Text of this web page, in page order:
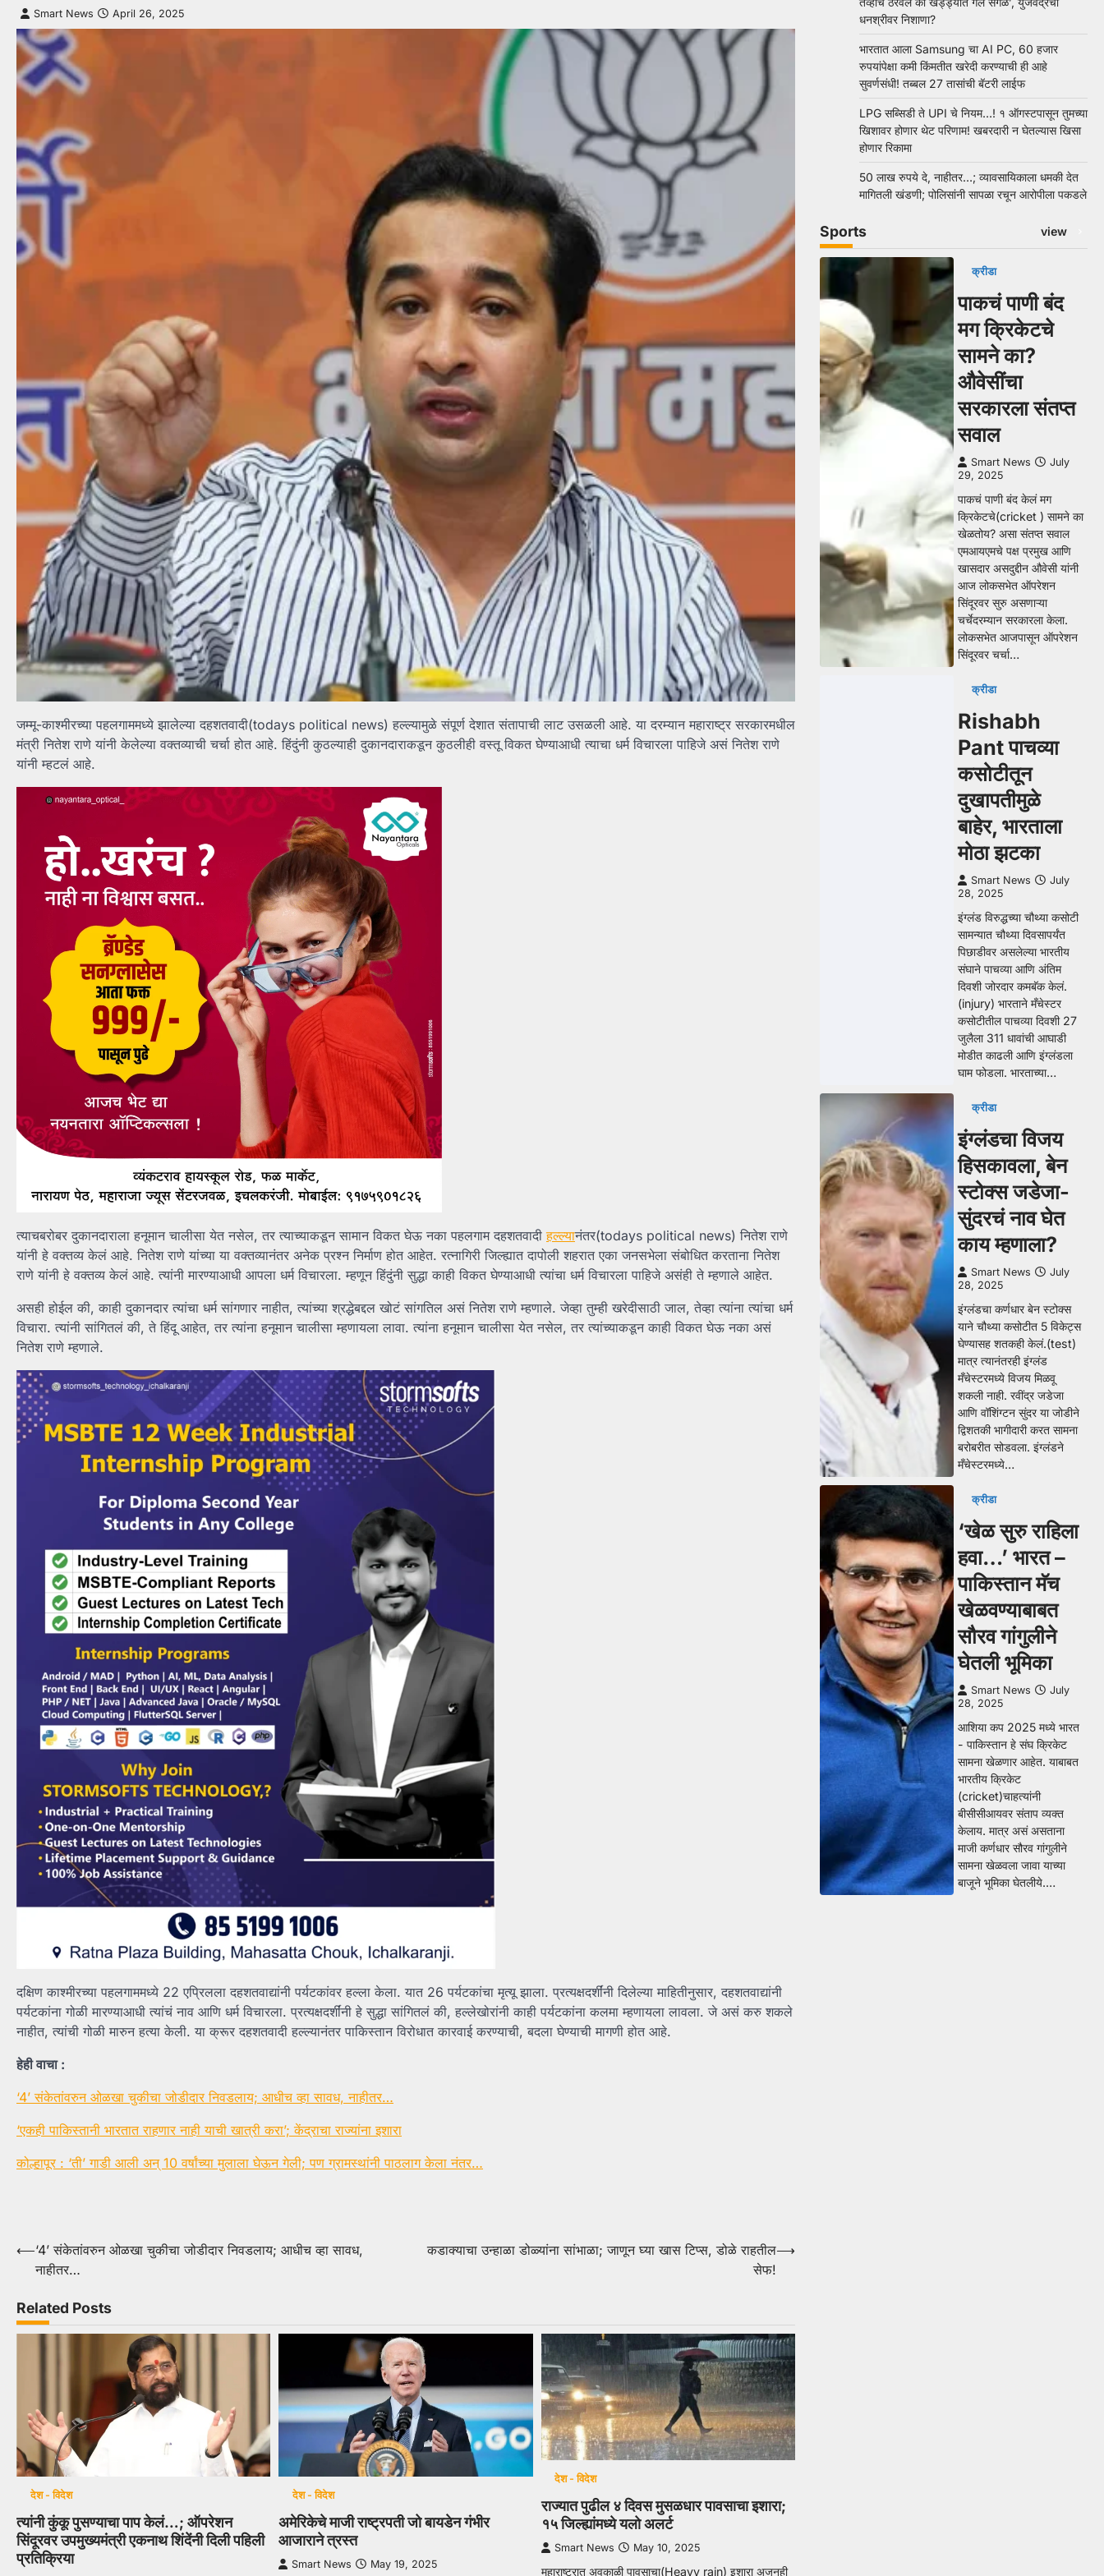
Smart News April 26, 2025
जम्मू-काश्मीरच्या पहलगाममध्ये झालेल्या दहशतवादी(todays political news) हल्ल्यामुळे संपूर्ण देशात संतापाची लाट उसळली आहे. या दरम्यान महाराष्ट्र सरकारमधील
मंत्री नितेश राणे यांनी केलेल्या वक्तव्याची चर्चा होत आहे. हिंदुंनी कुठल्याही दुकानदाराकडून कुठलीही वस्तू विकत घेण्याआधी त्याचा धर्म विचारला पाहिजे असं नितेश राणे
यांनी म्हटलं आहे.
त्याचबरोबर दुकानदाराला हनूमान चालीसा येत नसेल, तर त्याच्याकडून सामान विकत घेऊ नका पहलगाम दहशतवादीहल्ल्यानंतर(todays political news) नितेश राणे
यांनी हे वक्तव्य केलं आहे. नितेश राणे यांच्या या वक्तव्यानंतर अनेक प्रश्न निर्माण होत आहेत. रत्नागिरी जिल्ह्यात दापोली शहरात एका जनसभेला संबोधित करताना नितेश
राणे यांनी हे वक्तव्य केलं आहे. त्यांनी मारण्याआधी आपला धर्म विचारला. म्हणून हिंदुंनी सुद्धा काही विकत घेण्याआधी त्यांचा धर्म विचारला पाहिजे असंही ते म्हणाले आहेत.
असही होईल की, काही दुकानदार त्यांचा धर्म सांगणार नाहीत, त्यांच्या श्रद्धेबद्दल खोटं सांगतिल असं नितेश राणे म्हणाले. जेव्हा तुम्ही खरेदीसाठी जाल, तेव्हा त्यांना त्यांचा धर्म
विचारा. त्यांनी सांगितलं की, ते हिंदू आहेत, तर त्यांना हनूमान चालीसा म्हणायला लावा. त्यांना हनूमान चालीसा येत नसेल, तर त्यांच्याकडून काही विकत घेऊ नका असं
नितेश राणे म्हणाले.
दक्षिण काश्मीरच्या पहलगाममध्ये 22 एप्रिलला दहशतवाद्यांनी पर्यटकांवर हल्ला केला. यात 26 पर्यटकांचा मृत्यू झाला. प्रत्यक्षदर्शींनी दिलेल्या माहितीनुसार, दहशतवाद्यांनी
पर्यटकांना गोळी मारण्याआधी त्यांचं नाव आणि धर्म विचारला. प्रत्यक्षदर्शींनी हे सुद्धा सांगितलं की, हल्लेखोरांनी काही पर्यटकांना कलमा म्हणायला लावला. जे असं करु शकले
नाहीत, त्यांची गोळी मारुन हत्या केली. या क्रूर दहशतवादी हल्ल्यानंतर पाकिस्तान विरोधात कारवाई करण्याची, बदला घेण्याची मागणी होत आहे.
हेही वाचा :
‘4’ संकेतांवरुन ओळखा चुकीचा जोडीदार निवडलाय; आधीच व्हा सावध, नाहीतर…
‘एकही पाकिस्तानी भारतात राहणार नाही याची खात्री करा’; केंद्राचा राज्यांना इशारा
कोल्हापूर : ‘ती’ गाडी आली अन् 10 वर्षांच्या मुलाला घेऊन गेली; पण ग्रामस्थांनी पाठलाग केला नंतर…
Post
navigation
⟵‘4’ संकेतांवरुन ओळखा चुकीचा जोडीदार निवडलाय; आधीच व्हा सावध,
नाहीतर…
कडाक्याचा उन्हाळा डोळ्यांना सांभाळा; जाणून घ्या खास टिप्स, डोळे राहतील
सेफ!
⟶
Related Posts
देश - विदेश
त्यांनी कुंकू पुसण्याचा पाप केलं…; ऑपरेशन
सिंदूरवर उपमुख्यमंत्री एकनाथ शिंदेंनी दिली पहिली
प्रतिक्रिया
देश - विदेश
अमेरिकेचे माजी राष्ट्रपती जो बायडेन गंभीर
आजाराने त्रस्त
Smart News May 19, 2025
देश - विदेश
राज्यात पुढील ४ दिवस मुसळधार पावसाचा इशारा;
१५ जिल्ह्यांमध्ये यलो अलर्ट
Smart News May 10, 2025
महाराष्ट्रात अवकाळी पावसाचा(Heavy rain) इशारा अजूनही
धनश्रीवर निशाणा?
भारतात आला Samsung चा AI PC, 60 हजार
रुपयांपेक्षा कमी किंमतीत खरेदी करण्याची ही आहे
सुवर्णसंधी! तब्बल 27 तासांची बॅटरी लाईफ
LPG सब्सिडी ते UPI चे नियम…! १ ऑगस्टपासून तुमच्या
खिशावर होणार थेट परिणाम! खबरदारी न घेतल्यास खिसा
होणार रिकामा
50 लाख रुपये दे, नाहीतर…; व्यावसायिकाला धमकी देत
मागितली खंडणी; पोलिसांनी सापळा रचून आरोपीला पकडले
Sports view
क्रीडा
पाकचं पाणी बंद
मग क्रिकेटचे
सामने का?
औवेसींचा
सरकारला संतप्त
सवाल
Smart News
July
29, 2025
पाकचं पाणी बंद केलं मग
क्रिकेटचे(cricket ) सामने का
खेळतोय? असा संतप्त सवाल
एमआयएमचे पक्ष प्रमुख आणि
खासदार असदुद्दीन औवेसी यांनी
आज लोकसभेत ऑपरेशन
सिंदूरवर सुरु असणाऱ्या
चर्चेदरम्यान सरकारला केला.
लोकसभेत आजपासून ऑपरेशन
सिंदूरवर चर्चा…
क्रीडा
Rishabh
Pant पाचव्या
कसोटीतून
दुखापतीमुळे
बाहेर, भारताला
मोठा झटका
Smart News
July
28, 2025
इंग्लंड विरुद्धच्या चौथ्या कसोटी
सामन्यात चौथ्या दिवसापर्यंत
पिछाडीवर असलेल्या भारतीय
संघाने पाचव्या आणि अंतिम
दिवशी जोरदार कमबॅक केलं.
(injury) भारताने मँचेस्टर
कसोटीतील पाचव्या दिवशी 27
जुलैला 311 धावांची आघाडी
मोडीत काढली आणि इंग्लंडला
घाम फोडला. भारताच्या…
क्रीडा
इंग्लंडचा विजय
हिसकावला, बेन
स्टोक्स जडेजा-
सुंदरचं नाव घेत
काय म्हणाला?
Smart News
July
28, 2025
इंग्लंडचा कर्णधार बेन स्टोक्स
याने चौथ्या कसोटीत 5 विकेट्स
घेण्यासह शतकही केलं.(test)
मात्र त्यानंतरही इंग्लंड
मँचेस्टरमध्ये विजय मिळवू
शकली नाही. रवींद्र जडेजा
आणि वॉशिंग्टन सुंदर या जोडीने
द्विशतकी भागीदारी करत सामना
बरोबरीत सोडवला. इंग्लंडने
मँचेस्टरमध्ये…
क्रीडा
‘खेळ सुरु राहिला
हवा…’ भारत –
पाकिस्तान मॅच
खेळवण्याबाबत
सौरव गांगुलीने
घेतली भूमिका
Smart News
July
28, 2025
आशिया कप 2025 मध्ये भारत
- पाकिस्तान हे संघ क्रिकेट
सामना खेळणार आहेत. याबाबत
भारतीय क्रिकेट
(cricket)चाहत्यांनी
बीसीसीआयवर संताप व्यक्त
केलाय. मात्र असं असताना
माजी कर्णधार सौरव गांगुलीने
सामना खेळवला जावा याच्या
बाजूने भूमिका घेतलीये.…